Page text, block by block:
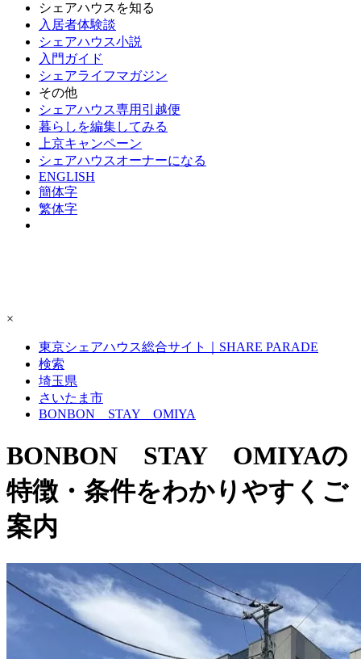
シェアハウスを知る
入居者体験談
シェアハウス小説
入門ガイド
シェアライフマガジン
その他
シェアハウス専用引越便
暮らしを編集してみる
上京キャンペーン
シェアハウスオーナーになる
ENGLISH
簡体字
繁体字
×
東京シェアハウス総合サイト｜SHARE PARADE
検索
埼玉県
さいたま市
BONBON STAY OMIYA
BONBON STAY OMIYAの
特徴・条件をわかりやすくご
案内